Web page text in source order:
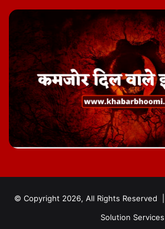
© Copyright 2026, All Rights Reserved |
Solution Services